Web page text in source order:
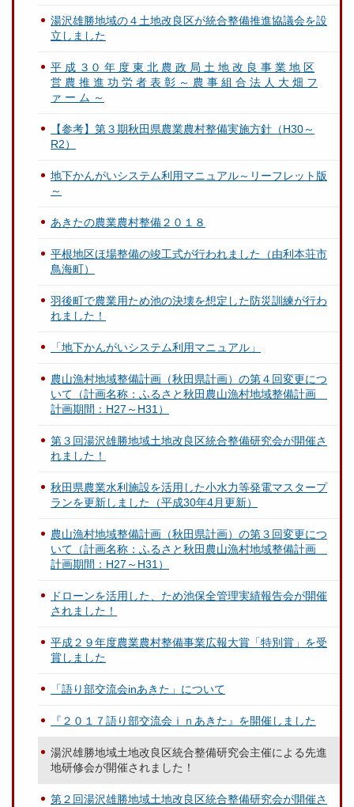
湯沢雄勝地域の４土地改良区が統合整備推進協議会を設
立しました
平 成 ３０ 年 度 東 北 農 政 局 土 地 改 良 事 業 地 区
営 農 推 進 功 労 者 表 彰 ～ 農 事 組 合 法 人 大 畑 フ
ァ ー ム ～
【参考】第３期秋田県農業農村整備実施方針（H30～
R2）
地下かんがいシステム利用マニュアル～リーフレット版
～
あきたの農業農村整備２０１８
平根地区ほ場整備の竣工式が行われました（由利本荘市
鳥海町）
羽後町で農業用ため池の決壊を想定した防災訓練が行わ
れました！
「地下かんがいシステム利用マニュアル」
農山漁村地域整備計画（秋田県計画）の第４回変更につ
いて（計画名称：ふるさと秋田農山漁村地域整備計画
計画期間：H27～H31）
第３回湯沢雄勝地域土地改良区統合整備研究会が開催さ
れました！
秋田県農業水利施設を活用した小水力等発電マスタープ
ランを更新しました（平成30年4月更新）
農山漁村地域整備計画（秋田県計画）の第３回変更につ
いて（計画名称：ふるさと秋田農山漁村地域整備計画
計画期間：H27～H31）
ドローンを活用した、ため池保全管理実績報告会が開催
されました！
平成２９年度農業農村整備事業広報大賞「特別賞」を受
賞しました
「語り部交流会inあきた」について
『２０１７語り部交流会ｉｎあきた』を開催しました
湯沢雄勝地域土地改良区統合整備研究会主催による先進
地研修会が開催されました！
第２回湯沢雄勝地域土地改良区統合整備研究会が開催さ